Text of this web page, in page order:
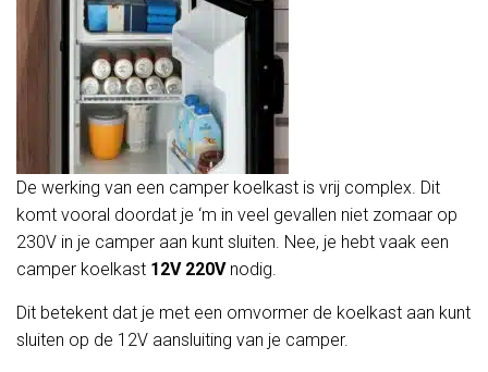
De werking van een camper koelkast is vrij complex. Dit
komt vooral doordat je ‘m in veel gevallen niet zomaar op
230V in je camper aan kunt sluiten. Nee, je hebt vaak een
camper koelkast 12V 220Vnodig.
Dit betekent dat je met een omvormer de koelkast aan kunt
sluiten op de 12V aansluiting van je camper.